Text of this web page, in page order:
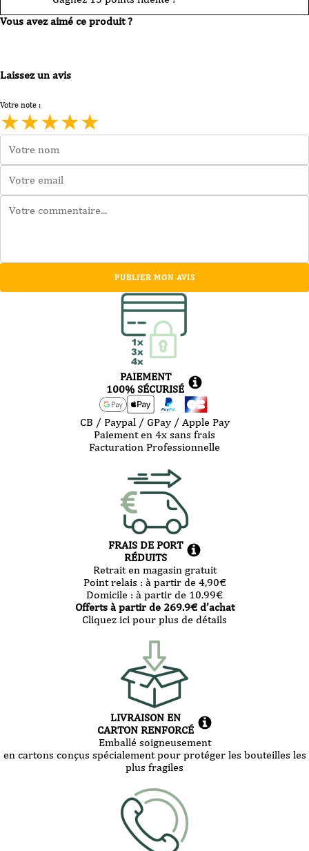
Vous avez aimé ce produit ?
Laissez un avis
Votre note :
★★★★★
PUBLIER MON AVIS
PAIEMENT
100% SÉCURISÉ
CB / Paypal / GPay / Apple Pay
Paiement en 4x sans frais
Facturation Professionnelle
FRAIS DE PORT
RÉDUITS
Retrait en magasin gratuit
Point relais : à partir de 4,90€
Domicile : à partir de 10.99€
Offerts à partir de 269.9€ d’achat
Cliquez ici pour plus de détails
LIVRAISON EN
CARTON RENFORCÉ
Emballé soigneusement
en cartons conçus spécialement pour protéger les bouteilles les
plus fragiles